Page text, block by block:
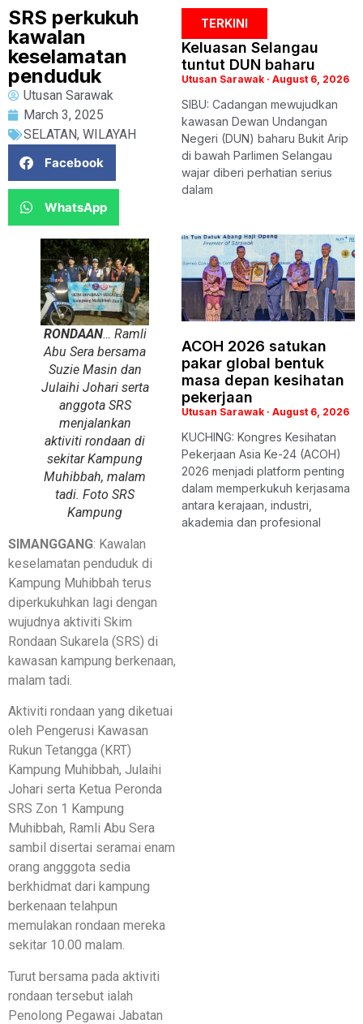
SRS perkukuh
kawalan
keselamatan
penduduk
Utusan Sarawak
March 3, 2025
SELATAN, WILAYAH
Facebook
WhatsApp
RONDAAN… Ramli
Abu Sera bersama
Suzie Masin dan
Julaihi Johari serta
anggota SRS
menjalankan
aktiviti rondaan di
sekitar Kampung
Muhibbah, malam
tadi. Foto SRS
Kampung
SIMANGGANG: Kawalan
keselamatan penduduk di
Kampung Muhibbah terus
diperkukuhkan lagi dengan
wujudnya aktiviti Skim
Rondaan Sukarela (SRS) di
kawasan kampung berkenaan,
malam tadi.
Aktiviti rondaan yang diketuai
oleh Pengerusi Kawasan
Rukun Tetangga (KRT)
Kampung Muhibbah, Julaihi
Johari serta Ketua Peronda
SRS Zon 1 Kampung
Muhibbah, Ramli Abu Sera
sambil disertai seramai enam
orang angggota sedia
berkhidmat dari kampung
berkenaan telahpun
memulakan rondaan mereka
sekitar 10.00 malam.
Turut bersama pada aktiviti
rondaan tersebut ialah
Penolong Pegawai Jabatan
TERKINI
Keluasan Selangau
tuntut DUN baharu
Utusan Sarawak August 6, 2026
SIBU: Cadangan mewujudkan
kawasan Dewan Undangan
Negeri (DUN) baharu Bukit Arip
di bawah Parlimen Selangau
wajar diberi perhatian serius
dalam
ACOH 2026 satukan
pakar global bentuk
masa depan kesihatan
pekerjaan
Utusan Sarawak August 6, 2026
KUCHING: Kongres Kesihatan
Pekerjaan Asia Ke-24 (ACOH)
2026 menjadi platform penting
dalam memperkukuh kerjasama
antara kerajaan, industri,
akademia dan profesional